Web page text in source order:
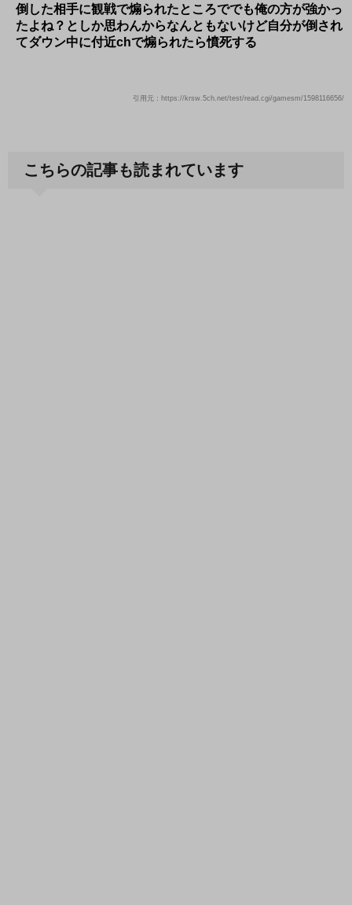
倒した相手に観戦で煽られたところででも俺の方が強かっ
たよね？としか思わんからなんともないけど自分が倒され
てダウン中に付近chで煽られたら憤死する
引用元：https://krsw.5ch.net/test/read.cgi/gamesm/1598116656/
こちらの記事も読まれています